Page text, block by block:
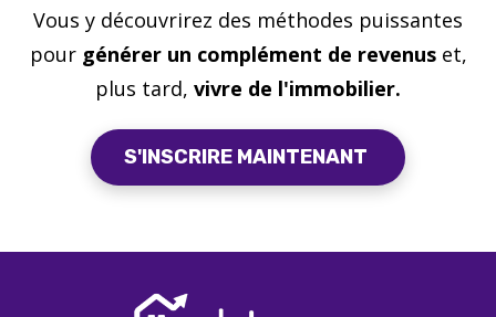
Vous y découvrirez des méthodes puissantes
pour générer un complément de revenus et,
plus tard, vivre de l'immobilier.
S'INSCRIRE MAINTENANT